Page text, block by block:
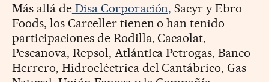
Más allá deDisa Corporación, Sacyr y Ebro
Foods, los Carceller tienen o han tenido
participaciones de Rodilla, Cacaolat,
Pescanova, Repsol, Atlántica Petrogas, Banco
Herrero, Hidroeléctrica del Cantábrico, Gas